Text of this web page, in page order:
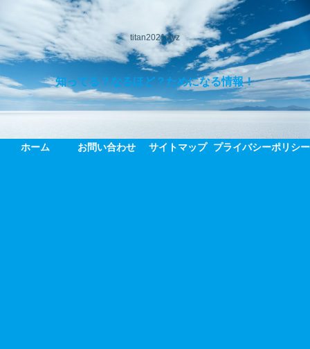
titan2021.xyz
知ってる？なるほど？ためになる情報！
ホーム お問い合わせ サイトマップ プライバシーポリシー